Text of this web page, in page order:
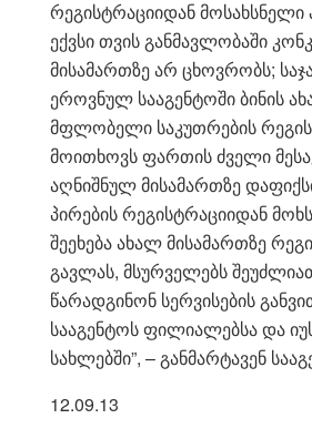
რეგისტრაციიდან
ექვსი თვის განმავლობაში
მისამართზე არ ცხოვრობს;
ეროვნულ სააგენტოში ბინის
მფლობელი საკუთრების
მოითხოვს ფართის ძველი
აღნიშნულ მისამართზე
პირების რეგისტრაციიდან
შეეხება ახალ მისამართზე
გავლას, მსურველებს
წარადგინონ სერვისების
სააგენტოს ფილიალებსა და
სახლებში”, – განმარტავენ
12.09.13